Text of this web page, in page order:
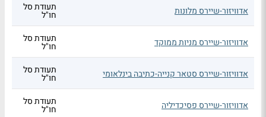
אדוויזור-שיירס מלונות תעודת סל
חו"ל
אדוויזור-שיירס מניות ממוקד תעודת סל
חו"ל
אדוויזור-שיירס סטאר קנייה-כתיבה בינלאומי תעודת סל
חו"ל
אדוויזור-שיירס פסיכדיליה תעודת סל
חו"ל